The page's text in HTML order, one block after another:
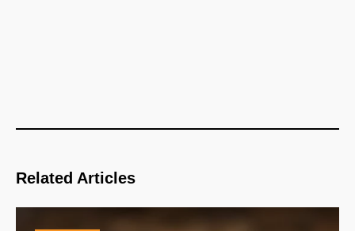
Related Articles